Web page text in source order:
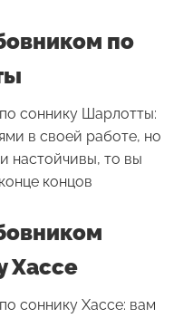
по
соннику Шарлотты:
в своей работе, но
настойчивы, то вы
концов
Хассе
соннику Хассе: вам